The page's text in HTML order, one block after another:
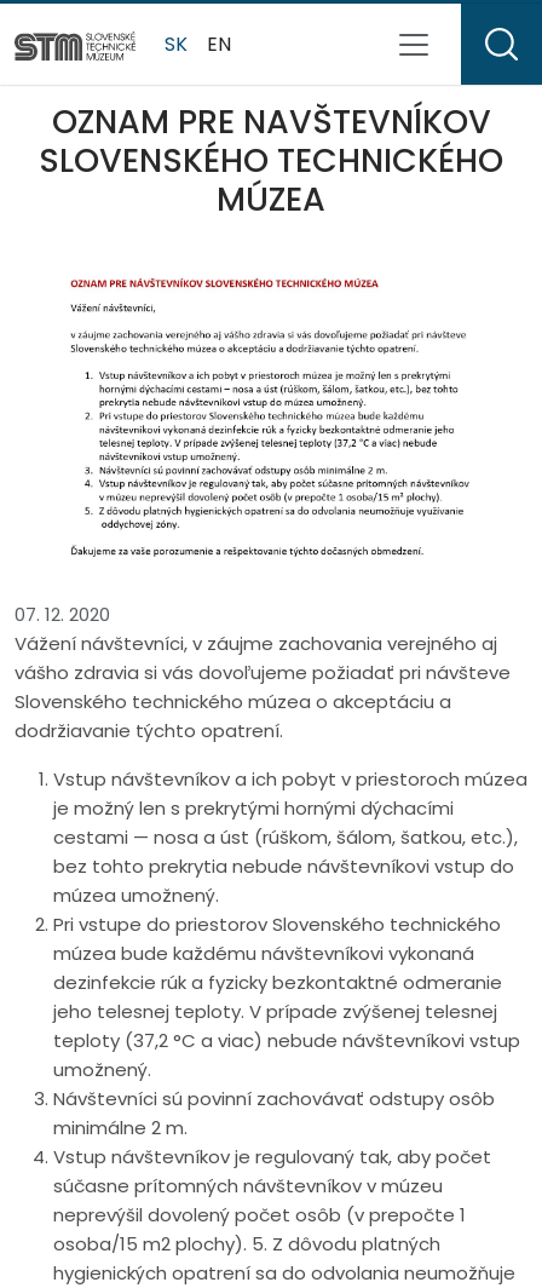
SK EN
OZNAM PRE NAVŠTEVNĺKOV
SLOVENSKÉHO TECHNICKÉHO
MÚZEA
07. 12. 2020
Vážení návštevníci, v záujme zachovania verejného aj
vášho zdravia si vás dovoľujeme požiadať pri návšteve
Slovenského technického múzea o akceptáciu a
dodržiavanie týchto opatrení.
Vstup návštevníkov a ich pobyt v priestoroch múzea
je možný len s prekrytými hornými dýchacími
cestami — nosa a úst (rúškom, šálom, šatkou, etc.),
bez tohto prekrytia nebude návštevníkovi vstup do
múzea umožnený.
Pri vstupe do priestorov Slovenského technického
múzea bude každému návštevníkovi vykonaná
dezinfekcie rúk a fyzicky bezkontaktné odmeranie
jeho telesnej teploty. V prípade zvýšenej telesnej
teploty (37,2 °C a viac) nebude návštevníkovi vstup
umožnený.
Návštevníci sú povinní zachovávať odstupy osôb
minimálne 2 m.
Vstup návštevníkov je regulovaný tak, aby počet
súčasne prítomných návštevníkov v múzeu
neprevýšil dovolený počet osôb (v prepočte 1
osoba/15 m2 plochy). 5. Z dôvodu platných
hygienických opatrení sa do odvolania neumožňuje